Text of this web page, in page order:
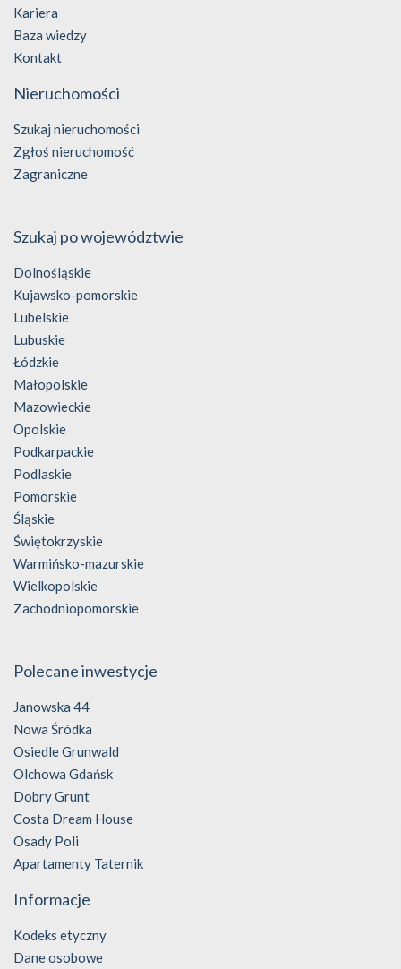
Kariera
Baza wiedzy
Kontakt
Nieruchomości
Szukaj nieruchomości
Zgłoś nieruchomość
Zagraniczne
Szukaj po województwie
Dolnośląskie
Kujawsko-pomorskie
Lubelskie
Lubuskie
Łódzkie
Małopolskie
Mazowieckie
Opolskie
Podkarpackie
Podlaskie
Pomorskie
Śląskie
Świętokrzyskie
Warmińsko-mazurskie
Wielkopolskie
Zachodniopomorskie
Polecane inwestycje
Janowska 44
Nowa Śródka
Osiedle Grunwald
Olchowa Gdańsk
Dobry Grunt
Costa Dream House
Osady Poli
Apartamenty Taternik
Informacje
Kodeks etyczny
Dane osobowe